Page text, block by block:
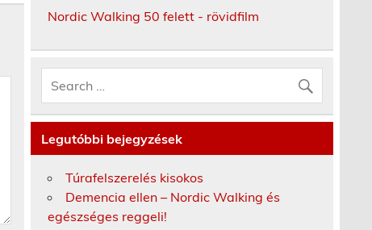
Nordic Walking 50 felett - rövidfilm
Legutóbbi bejegyzések
Túrafelszerelés kisokos
Demencia ellen – Nordic Walking és
egészséges reggeli!